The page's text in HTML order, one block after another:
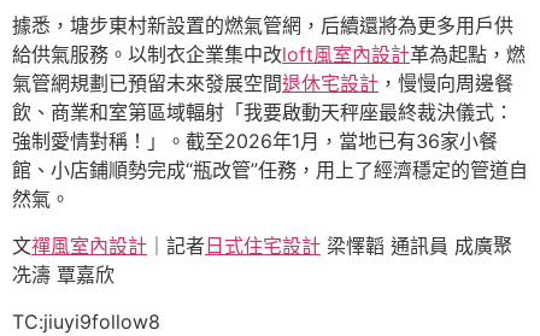
據悉，塘步東村新設置的燃氣管網，后續還將為更多用戶供
給供氣服務。以制衣企業集中改loft風室內設計革為起點，燃
氣管網規劃已預留未來發展空間退休宅設計 ，慢慢向周邊餐
飲、商業和室第區域輻射「我要啟動天秤座最終裁決儀式：
強制愛情對稱！」。截至2026年1月，當地已有36家小餐
館、小店鋪順勢完成“瓶改管”任務，用上了經濟穩定的管道自
然氣。
文禪風室內設計 ｜記者 日式住宅設計 梁懌韜 通訊員 成廣聚
冼濤 覃嘉欣
TC:jiuyi9follow8